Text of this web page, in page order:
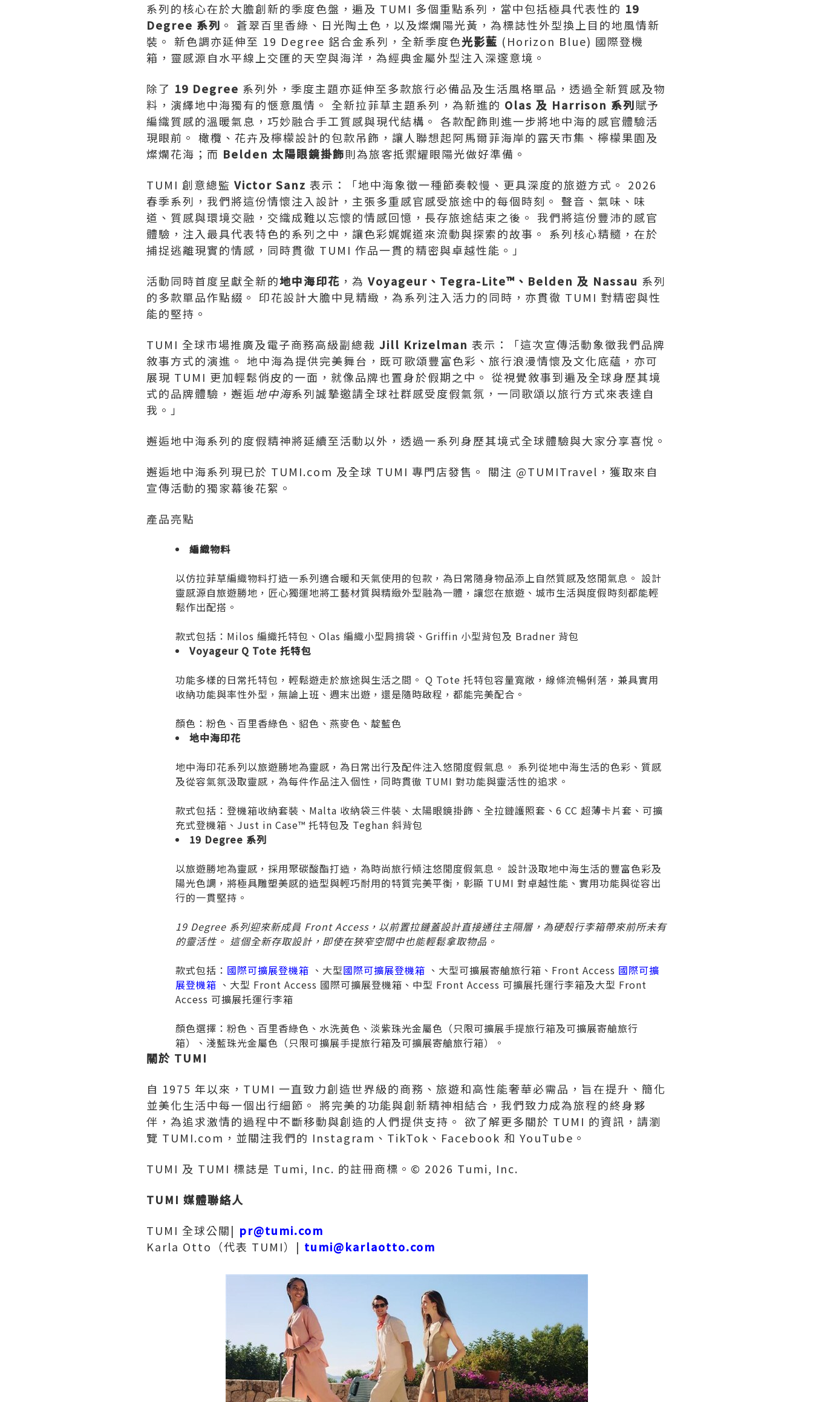
系列的核心在於大膽創新的季度色盤，遍及 TUMI 多個重點系列，當中包括極具代表性的 19
Degree 系列 。 蒼翠百里香綠、日光陶土色，以及燦爛陽光黃，為標誌性外型換上目的地風情新
裝。 新色調亦延伸至 19 Degree 鋁合金系列，全新季度色光影藍 (Horizon Blue) 國際登機
箱，靈感源自水平線上交匯的天空與海洋，為經典金屬外型注入深邃意境。
除了 19 Degree 系列外，季度主題亦延伸至多款旅行必備品及生活風格單品，透過全新質感及物
料，演繹地中海獨有的愜意風情。 全新拉菲草主題系列，為新進的 Olas 及 Harrison 系列賦予
編織質感的溫暖氣息，巧妙融合手工質感與現代結構。 各款配飾則進一步將地中海的感官體驗活
現眼前。 橄欖、花卉及檸檬設計的包款吊飾，讓人聯想起阿馬爾菲海岸的露天市集、檸檬果園及
燦爛花海；而 Belden 太陽眼鏡掛飾則為旅客抵禦耀眼陽光做好準備。
TUMI 創意總監 Victor Sanz 表示：「地中海象徵一種節奏較慢、更具深度的旅遊方式。 2026
春季系列，我們將這份情懷注入設計，主張多重感官感受旅途中的每個時刻。 聲音、氣味、味
道、質感與環境交融，交織成難以忘懷的情感回憶，長存旅途結束之後。 我們將這份豐沛的感官
體驗，注入最具代表特色的系列之中，讓色彩娓娓道來流動與探索的故事。 系列核心精髓，在於
捕捉逃離現實的情感，同時貫徹 TUMI 作品一貫的精密與卓越性能。」
活動同時首度呈獻全新的地中海印花 ，為 Voyageur 、Tegra-Lite™ 、Belden 及 Nassau 系列
的多款單品作點綴。 印花設計大膽中見精緻，為系列注入活力的同時，亦貫徹 TUMI 對精密與性
能的堅持。
TUMI 全球市場推廣及電子商務高級副總裁 Jill Krizelman 表示：「這次宣傳活動象徵我們品牌
敘事方式的演進。 地中海為提供完美舞台，既可歌頌豐富色彩、旅行浪漫情懷及文化底蘊，亦可
展現 TUMI 更加輕鬆俏皮的一面，就像品牌也置身於假期之中。 從視覺敘事到遍及全球身歷其境
式的品牌體驗，邂逅地中海系列誠摯邀請全球社群感受度假氣氛，一同歌頌以旅行方式來表達自
我。」
邂逅地中海系列的度假精神將延續至活動以外，透過一系列身歷其境式全球體驗與大家分享喜悅。
邂逅地中海系列現已於 TUMI.com 及全球 TUMI 專門店發售。 關注 @TUMITravel，獲取來自
宣傳活動的獨家幕後花絮。
產品亮點
編織物料
以仿拉菲草編織物料打造一系列適合暖和天氣使用的包款，為日常隨身物品添上自然質感及悠閒氣息。 設計
靈感源自旅遊勝地，匠心獨運地將工藝材質與精緻外型融為一體，讓您在旅遊、城市生活與度假時刻都能輕
鬆作出配搭。
款式包括：Milos 編織托特包、Olas 編織小型肩揹袋、Griffin 小型背包及 Bradner 背包
Voyageur Q Tote 托特包
功能多樣的日常托特包，輕鬆遊走於旅途與生活之間。 Q Tote 托特包容量寬敞，線條流暢俐落，兼具實用
收納功能與率性外型，無論上班、週末出遊，還是隨時啟程，都能完美配合。
顏色：粉色、百里香綠色、貂色、燕麥色、靛藍色
地中海印花
地中海印花系列以旅遊勝地為靈感，為日常出行及配件注入悠閒度假氣息。 系列從地中海生活的色彩、質感
及從容氣氛汲取靈感，為每件作品注入個性，同時貫徹 TUMI 對功能與靈活性的追求。
款式包括：登機箱收納套裝、Malta 收納袋三件裝、太陽眼鏡掛飾、全拉鏈護照套、6 CC 超薄卡片套、可擴
充式登機箱、Just in Case™ 托特包及 Teghan 斜背包
19 Degree 系列
以旅遊勝地為靈感，採用聚碳酸酯打造，為時尚旅行傾注悠閒度假氣息。 設計汲取地中海生活的豐富色彩及
陽光色調，將極具雕塑美感的造型與輕巧耐用的特質完美平衡，彰顯 TUMI 對卓越性能、實用功能與從容出
行的一貫堅持。
19 Degree 系列迎來新成員 Front Access，以前置拉鏈蓋設計直接通往主隔層，為硬殼行李箱帶來前所未有
的靈活性。 這個全新存取設計，即使在狹窄空間中也能輕鬆拿取物品。
款式包括： 國際可擴展登機箱 、大型國際可擴展登機箱 、大型可擴展寄艙旅行箱、Front Access 國際可擴
展登機箱 、大型 Front Access 國際可擴展登機箱、中型 Front Access 可擴展托運行李箱及大型 Front
Access 可擴展托運行李箱
顏色選擇：粉色、百里香綠色、水洗黃色、淡紫珠光金屬色（只限可擴展手提旅行箱及可擴展寄艙旅行
箱）、淺藍珠光金屬色（只限可擴展手提旅行箱及可擴展寄艙旅行箱）。
關於 TUMI
自 1975 年以來，TUMI 一直致力創造世界級的商務、旅遊和高性能奢華必需品，旨在提升、簡化
並美化生活中每一個出行細節。 將完美的功能與創新精神相結合，我們致力成為旅程的終身夥
伴，為追求激情的過程中不斷移動與創造的人們提供支持。 欲了解更多關於 TUMI 的資訊，請瀏
覽 TUMI.com，並關注我們的 Instagram、TikTok、Facebook 和 YouTube。
TUMI 及 TUMI 標誌是 Tumi, Inc. 的註冊商標。© 2026 Tumi, Inc.
TUMI 媒體聯絡人
TUMI 全球公關| pr@tumi.com
Karla Otto（代表 TUMI）| tumi@karlaotto.com